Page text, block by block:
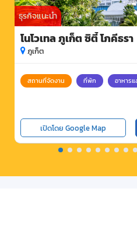
ธุรกิจแนะนำ
โนโวเทล ภูเก็ต ซิตี้ โภคีธรา
ภูเก็ต
สถานที่จัดงาน ที่พัก อาหารแ
เปิดโดย Google Map